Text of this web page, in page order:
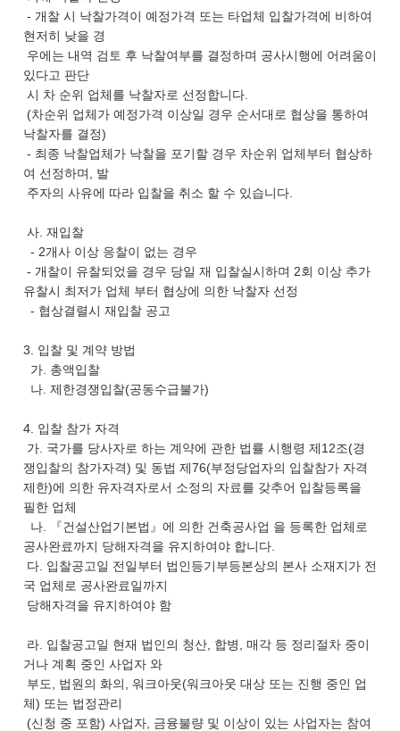
- 개찰 시 낙찰가격이 예정가격 또는 타업체 입찰가격에 비하여
현저히 낮을 경
우에는 내역 검토 후 낙찰여부를 결정하며 공사시행에 어려움이
있다고 판단
시 차 순위 업체를 낙찰자로 선정합니다.
(차순위 업체가 예정가격 이상일 경우 순서대로 협상을 통하여
낙찰자를 결정)
- 최종 낙찰업체가 낙찰을 포기할 경우 차순위 업체부터 협상하
여 선정하며, 발
주자의 사유에 따라 입찰을 취소 할 수 있습니다.
사. 재입찰
- 2개사 이상 응찰이 없는 경우
- 개찰이 유찰되었을 경우 당일 재 입찰실시하며 2회 이상 추가
유찰시 최저가 업체 부터 협상에 의한 낙찰자 선정
- 협상결렬시 재입찰 공고
3. 입찰 및 계약 방법
가. 총액입찰
나. 제한경쟁입찰(공동수급불가)
4. 입찰 참가 자격
가. 국가를 당사자로 하는 계약에 관한 법률 시행령 제12조(경
쟁입찰의 참가자격) 및 동법 제76(부정당업자의 입찰참가 자격
제한)에 의한 유자격자로서 소정의 자료를 갖추어 입찰등록을
필한 업체
나. 『건설산업기본법』에 의한 건축공사업 을 등록한 업체로
공사완료까지 당해자격을 유지하여야 합니다.
다. 입찰공고일 전일부터 법인등기부등본상의 본사 소재지가 전
국 업체로 공사완료일까지
당해자격을 유지하여야 함
라. 입찰공고일 현재 법인의 청산, 합병, 매각 등 정리절차 중이
거나 계획 중인 사업자 와
부도, 법원의 화의, 워크아웃(워크아웃 대상 또는 진행 중인 업
체) 또는 법정관리
(신청 중 포함) 사업자, 금융불량 및 이상이 있는 사업자는 참여